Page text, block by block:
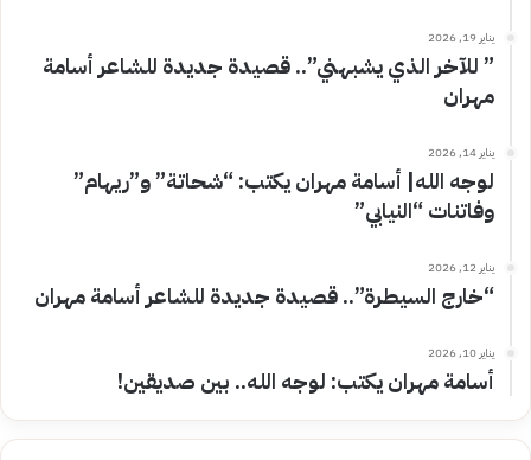
يناير 19, 2026
” للآخر الذي يشبهني”.. قصيدة جديدة للشاعر أسامة
مهران
يناير 14, 2026
لوجه الله| أسامة مهران يكتب: “شحاتة” و”ريهام”
وفاتنات “النيابي”
يناير 12, 2026
“خارج السيطرة”.. قصيدة جديدة للشاعر أسامة مهران
يناير 10, 2026
أسامة مهران يكتب: لوجه الله.. بين صديقين!